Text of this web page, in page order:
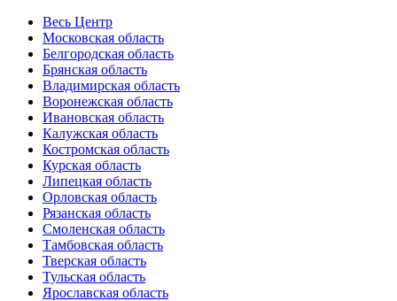
Весь Центр
Московская область
Белгородская область
Брянская область
Владимирская область
Воронежская область
Ивановская область
Калужская область
Костромская область
Курская область
Липецкая область
Орловская область
Рязанская область
Смоленская область
Тамбовская область
Тверская область
Тульская область
Ярославская область